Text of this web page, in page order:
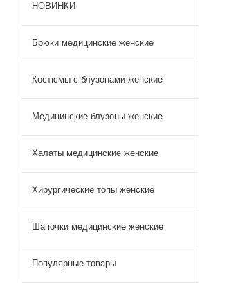
НОВИНКИ
Брюки медицинские женские
Костюмы с блузонами женские
Медицинские блузоны женские
Халаты медицинские женские
Хирургические топы женские
Шапочки медицинские женские
Популярные товары